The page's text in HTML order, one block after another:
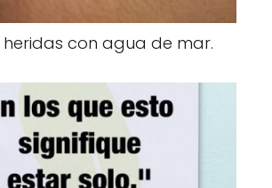
con agua de mar.